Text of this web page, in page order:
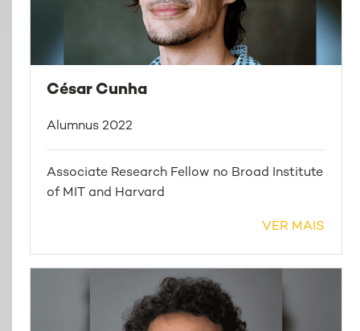
César Cunha
Alumnus 2022
Associate Research Fellow no Broad Institute
of MIT and Harvard
VER MAIS